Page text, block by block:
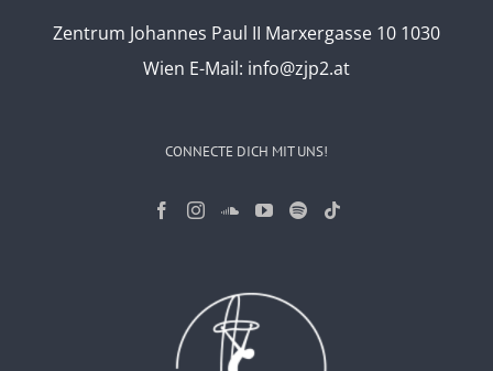
Zentrum Johannes Paul II Marxergasse 10 1030
Wien E-Mail: info@zjp2.at
CONNECTE DICH MIT UNS!